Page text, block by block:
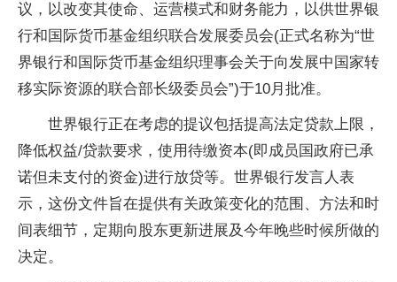
议，以改变其使命、运营模式和财务能力，以供世界银
行和国际货币基金组织联合发展委员会(正式名称为“世
界银行和国际货币基金组织理事会关于向发展中国家转
移实际资源的联合部长级委员会”)于10月批准。
世界银行正在考虑的提议包括提高法定贷款上限，
降低权益/贷款要求，使用待缴资本(即成员国政府已承
诺但未支付的资金)进行放贷等。世界银行发言人表
示，这份文件旨在提供有关政策变化的范围、方法和时
间表细节，定期向股东更新进展及今年晚些时候所做的
决定。